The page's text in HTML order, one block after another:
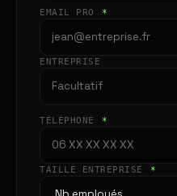
EMAIL PRO *
ENTREPRISE
TÉLÉPHONE *
TAILLE ENTREPRISE *